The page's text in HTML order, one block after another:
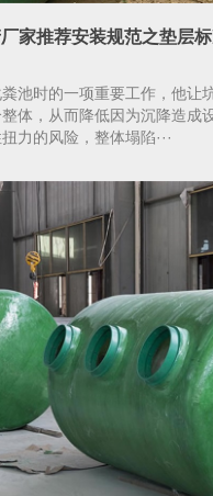
家推荐安装规范之垫层
池时的一项重要工作，他让
体，从而降低因为沉降造成
力的风险，整体塌陷···